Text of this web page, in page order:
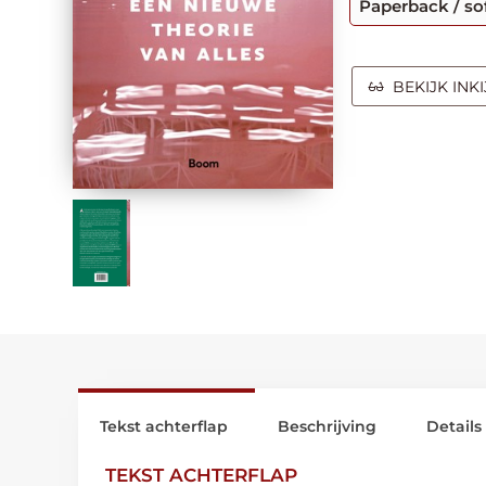
Paperback /
BEKIJK
Tekst achterflap
TEKST ACHTERFLAP
Beschrijving Details